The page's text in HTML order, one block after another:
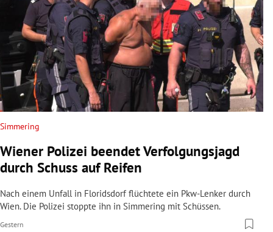
Simmering
Wiener Polizei beendet Verfolgungsjagd
durch Schuss auf Reifen
Nach einem Unfall in Floridsdorf flüchtete ein Pkw-Lenker durch
Wien. Die Polizei stoppte ihn in Simmering mit Schüssen.
Gestern